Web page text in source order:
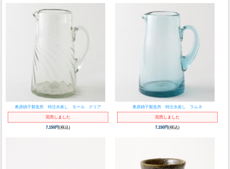
奥原硝子製造所 特注水差し モール クリア
完売しました
7,150円(税込)
奥原硝子製造所 特注水差し ラムネ
完売しました
7,150円(税込)